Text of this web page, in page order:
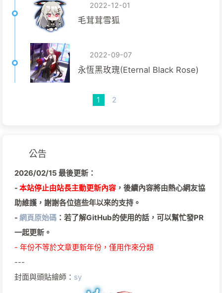
2022-12-01
毛茸茸雪狐
2022-09-07
永恆黑玫瑰(Eternal Black Rose)
1 2
公告
2026/02/15 最後更新：
- 本站停止由站長主動更新內容 ，後續內容將由熱心網友協
助維護，謝謝各位這些年以來的支持。
- 網頁原始碼 ：若了解GitHub的使用的話，可以幫忙發PR
一起更新。
- 年份不等於文章更新年份，僅用作來分類
---
封面與頭貼繪師： sy